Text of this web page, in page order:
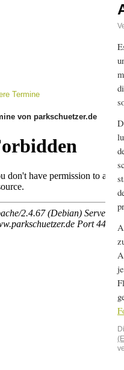
Termine
von parkschuetzer.de